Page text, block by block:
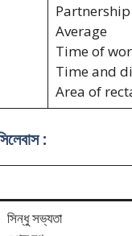
Partnership
Average
Time of
Time and
Area of
:
সিন্ধু সভ্যতা